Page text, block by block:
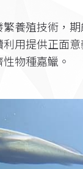
養殖技術，
用提供正面
物種嘉鱲。